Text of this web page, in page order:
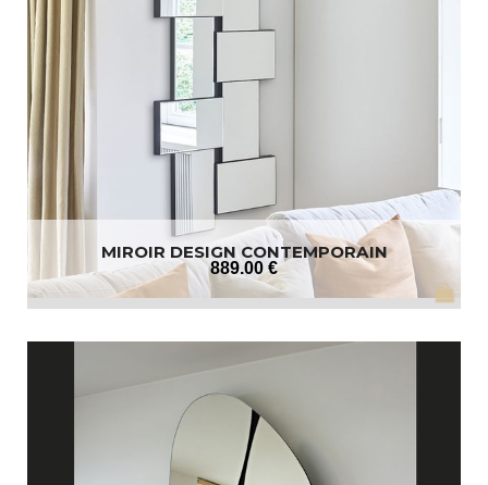
MIROIR DESIGN CONTEMPORAIN
889.00 €